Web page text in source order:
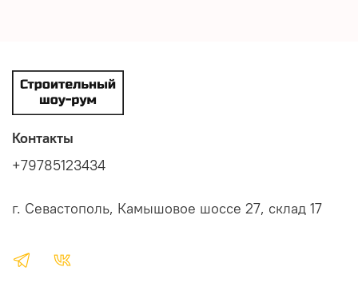
Контакты
+79785123434
г. Севастополь, Камышовое шоссе 27, склад 17